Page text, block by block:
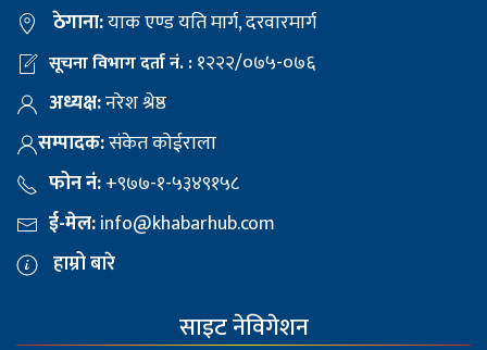
ठेगाना:याक एण्ड यति मार्ग, दरवारमार्ग
सूचना विभाग दर्ता नं. :१२२२/०७५-०७६
अध्यक्ष:नरेश श्रेष्ठ
सम्पादक:संकेत कोईराला
फोन नं:+९७७-१-५३४९१५८
ई-मेल:info@khabarhub.com
हाम्रो बारे
साइट नेविगेशन